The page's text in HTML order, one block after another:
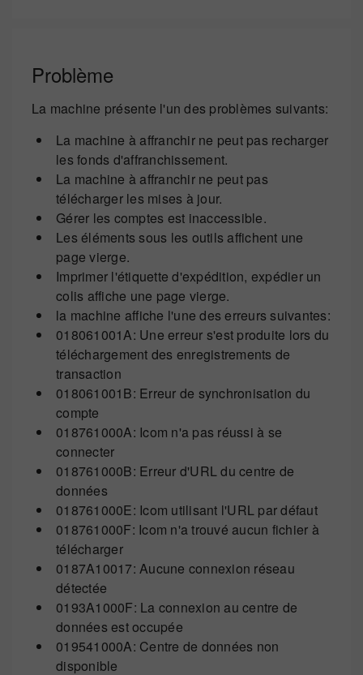
Problème
La machine présente l'un des problèmes suivants:
La machine à affranchir ne peut pas recharger
les fonds d'affranchissement.
La machine à affranchir ne peut pas
télécharger les mises à jour.
Gérer les comptes est inaccessible.
Les éléments sous les outils affichent une
page vierge.
Imprimer l'étiquette d'expédition, expédier un
colis affiche une page vierge.
la machine affiche l'une des erreurs suivantes:
018061001A: Une erreur s'est produite lors du
téléchargement des enregistrements de
transaction
018061001B: Erreur de synchronisation du
compte
018761000A: Icom n'a pas réussi à se
connecter
018761000B: Erreur d'URL du centre de
données
018761000E: Icom utilisant l'URL par défaut
018761000F: Icom n'a trouvé aucun fichier à
télécharger
0187A10017: Aucune connexion réseau
détectée
0193A1000F: La connexion au centre de
données est occupée
019541000A: Centre de données non
disponible